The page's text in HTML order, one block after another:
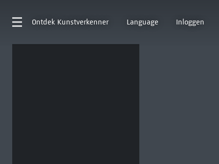
Ontdek Kunstverkenner Language Inloggen